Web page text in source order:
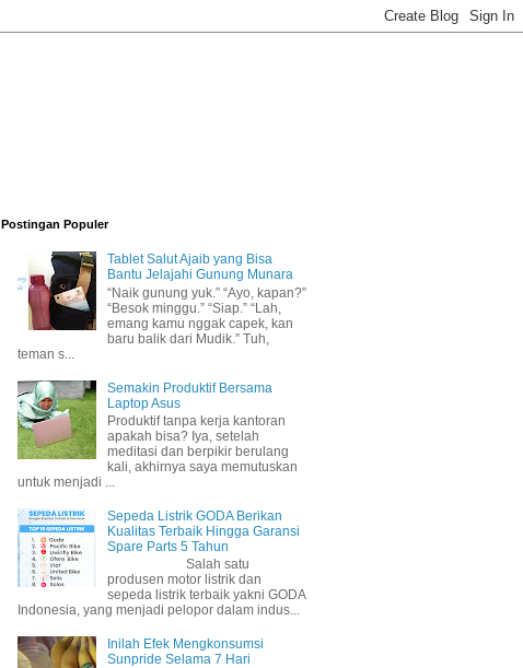
Postingan Populer
Tablet Salut Ajaib yang Bisa
Bantu Jelajahi Gunung Munara
“Naik gunung yuk.” “Ayo, kapan?”
“Besok minggu.” “Siap.” “Lah,
emang kamu nggak capek, kan
baru balik dari Mudik.” Tuh,
teman s...
Semakin Produktif Bersama
Laptop Asus
Produktif tanpa kerja kantoran
apakah bisa? Iya, setelah
meditasi dan berpikir berulang
kali, akhirnya saya memutuskan
untuk menjadi ...
Sepeda Listrik GODA Berikan
Kualitas Terbaik Hingga Garansi
Spare Parts 5 Tahun
Salah satu
produsen motor listrik dan
sepeda listrik terbaik yakni GODA
Indonesia, yang menjadi pelopor dalam indus...
Inilah Efek Mengkonsumsi
Sunpride Selama 7 Hari